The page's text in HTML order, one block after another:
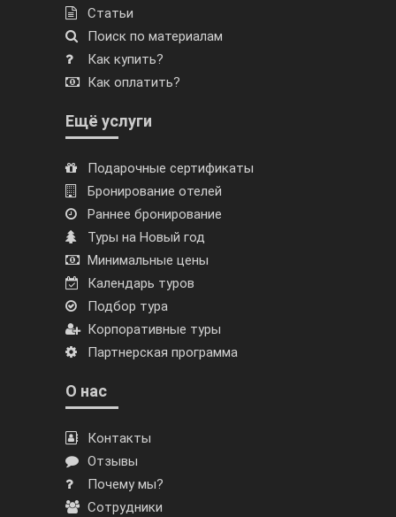
Статьи
Поиск по материалам
Как купить?
Как оплатить?
Ещё услуги
Подарочные сертификаты
Бронирование отелей
Раннее бронирование
Туры на Новый год
Минимальные цены
Календарь туров
Подбор тура
Корпоративные туры
Партнерская программа
О нас
Контакты
Отзывы
Почему мы?
Сотрудники